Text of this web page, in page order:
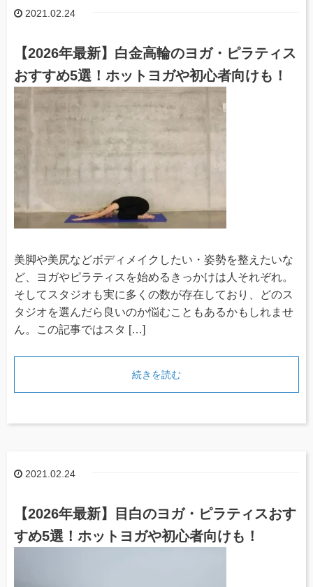
2021.02.24
【2026年最新】白金高輪のヨガ・ピラティス
おすすめ5選！ホットヨガや初心者向けも！
美脚や美尻などボディメイクしたい・姿勢を整えたいな
ど、ヨガやピラティスを始めるきっかけは人それぞれ。
そしてスタジオも実に多くの数が存在しており、どのス
タジオを選んだら良いのか悩むこともあるかもしれませ
ん。この記事ではスタ […]
続きを読む
2021.02.24
【2026年最新】目白のヨガ・ピラティスおす
すめ5選！ホットヨガや初心者向けも！